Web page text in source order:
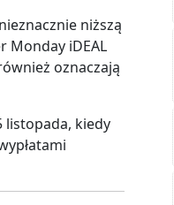
niższą
Monday iDEAL
oznaczają
listopada, kiedy